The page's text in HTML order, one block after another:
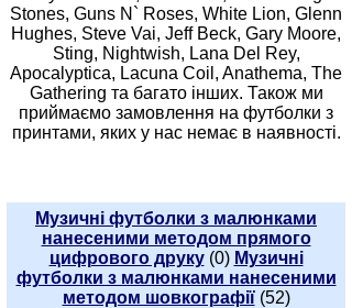
Stones, Guns N` Roses, White Lion, Glenn
Hughes, Steve Vai, Jeff Beck, Gary Moore,
Sting, Nightwish, Lana Del Rey,
Apocalyptica, Lacuna Coil, Anathema, The
Gathering та багато інших. Також ми
приймаємо замовлення на футболки з
принтами, яких у нас немає в наявності.
Музичні футболки з малюнками
нанесеними методом прямого
цифрового друку(0) Музичні
футболки з малюнками нанесеними
методом шовкографії(52)